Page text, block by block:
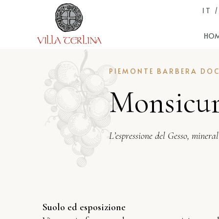
IT
PIEMONTE BARBERA
L’espressione del Gesso,
Suolo ed esposizione